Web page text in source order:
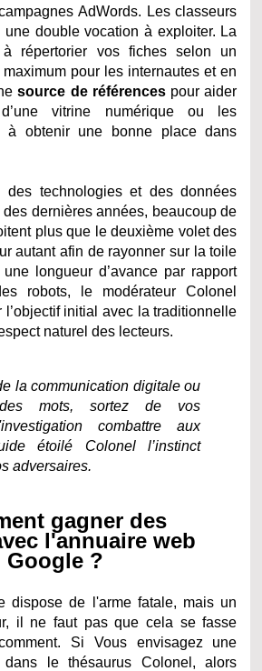
AdWords. Les classeurs
double vocation à exploiter. La
à répertorier vos fiches selon un
pour les internautes et en
source de référencespour aider
vitrine numérique ou les
à obtenir une bonne place dans
des technologies et des données
dernières années, beaucoup de
plus que le deuxième volet des
autant afin de rayonner sur la toile
longueur d’avance par rapport
robots, le modérateur Colonel
initial avec la traditionnelle
naturel des lecteurs.
la communication digitale ou
des mots, sortez de vos
combattre aux
étoilé Colonel l’instinct
adversaires.
gagner des
l'annuaire web
Google ?
dispose de l'arme fatale, mais un
il ne faut pas que cela se fasse
Si Vous envisagez une
dans le thésaurus Colonel, alors